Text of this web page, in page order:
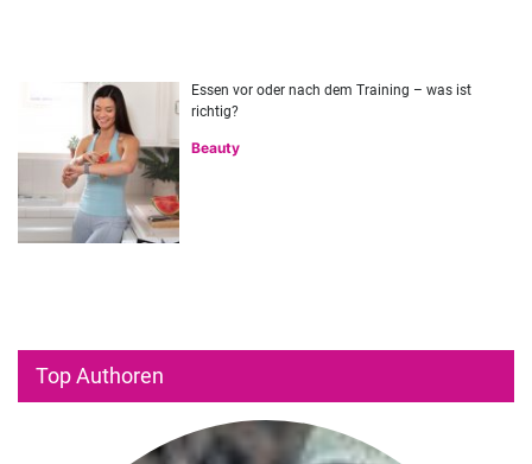
Essen vor oder nach dem Training – was ist
richtig?
Beauty
Top Authoren